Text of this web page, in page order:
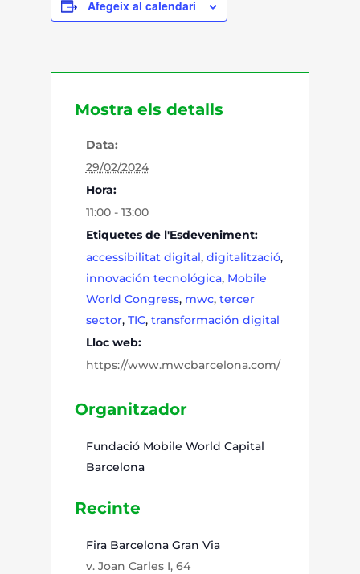
Afegeix al calendari
Mostra els detalls
Data:
29/02/2024
Hora:
11:00 - 13:00
Etiquetes de l'Esdeveniment:
accessibilitat digital, digitalització,
innovación tecnológica, Mobile
World Congress, mwc, tercer
sector, TIC, transformación digital
Lloc web:
https://www.mwcbarcelona.com/
Recinte
Fira Barcelona Gran Via
v. Joan Carles I, 64
Organitzador
Fundació Mobile World Capital
Barcelona